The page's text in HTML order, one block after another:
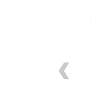
- Den
- Den
- Zum
- Nur
- Akku